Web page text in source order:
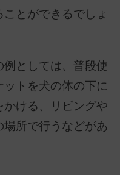
とができるでしょ
例としては、普段使
トを犬の体の下に
ける、リビングや
所で行うなどがあ